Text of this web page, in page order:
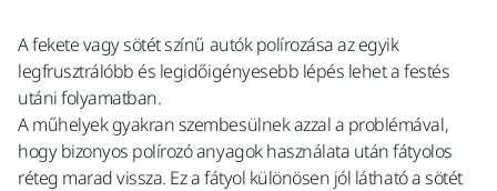
A fekete vagy sötét színű autók polírozása az egyik
legfrusztrálóbb és legidőigényesebb lépés lehet a festés
utáni folyamatban.
A műhelyek gyakran szembesülnek azzal a problémával,
hogy bizonyos polírozó anyagok használata után fátyolos
réteg marad vissza. Ez a fátyol különösen jól látható a sötét